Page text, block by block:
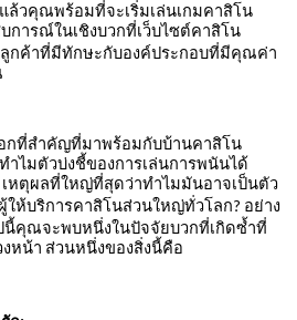
วคุณพร้อมที่จะเริ่มเล่นเกมคาสิโน
การณ์ในเชิงบวกที่เว็บไซต์คาสิโน
กค้าที่มีทักษะกับองค์ประกอบที่มีคุณค่า
กที่สำคัญที่มาพร้อมกับบ้านคาสิโน
ไมตัวบ่งชี้ของการเล่นการพนันได้
เหตุผลที่ใหญ่ที่สุดว่าทำไมมันอาจเป็นตัว
ห้บริการคาสิโนส่วนใหญ่ทั่วโลก? อย่าง
นี้คุณจะพบหนึ่งในปัจจัยบวกที่เกิดซ้ำที่
หน้า ส่วนหนึ่งของสิ่งนี้คือ